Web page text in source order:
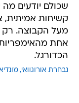
שכולם יודעים מה
קשיחות אמיתית,
אחת
הכדורגל.
נבחרת אורוגוואי